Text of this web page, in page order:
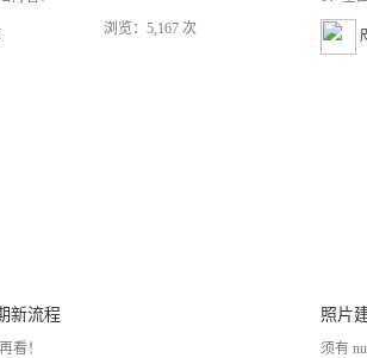
浏览：5,167 次
新流程
看！
照片
须有